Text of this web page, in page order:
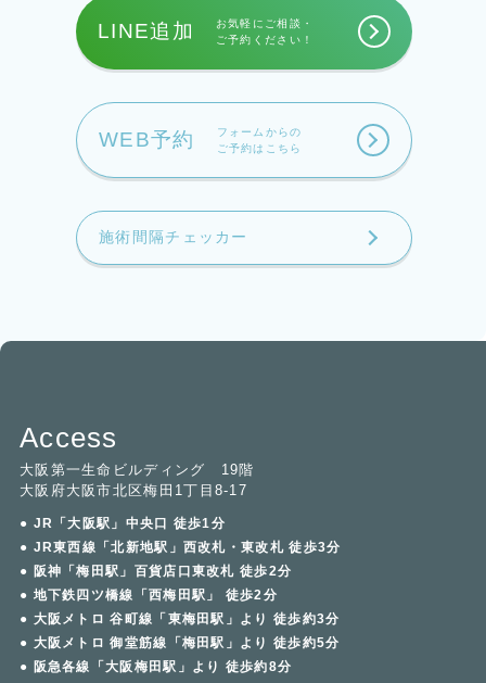
LINE追加
お気軽にご相談・
ご予約ください！
WEB予約
フォームからの
ご予約はこちら
施術間隔チェッカー
Access
大阪第一生命ビルディング 19階
大阪府大阪市北区梅田1丁目8-17
● JR「大阪駅」中央口 徒歩1分
● JR東西線「北新地駅」西改札・東改札 徒歩3分
● 阪神「梅田駅」百貨店口東改札 徒歩2分
● 地下鉄四ツ橋線「西梅田駅」 徒歩2分
● 大阪メトロ 谷町線「東梅田駅」より 徒歩約3分
● 大阪メトロ 御堂筋線「梅田駅」より 徒歩約5分
● 阪急各線「大阪梅田駅」より 徒歩約8分